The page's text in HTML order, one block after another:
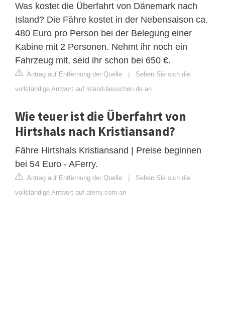
Was kostet die Überfahrt von Dänemark nach
Island? Die Fähre kostet in der Nebensaison ca.
480 Euro pro Person bei der Belegung einer
Kabine mit 2 Personen. Nehmt ihr noch ein
Fahrzeug mit, seid ihr schon bei 650 €.
Antrag auf Entfernung der Quelle | Sehen Sie sich die
vollständige Antwort auf island-besuchen.de an
Wie teuer ist die Überfahrt von
Hirtshals nach Kristiansand?
Fähre Hirtshals Kristiansand | Preise beginnen
bei 54 Euro - AFerry.
Antrag auf Entfernung der Quelle | Sehen Sie sich die
vollständige Antwort auf aferry.com an